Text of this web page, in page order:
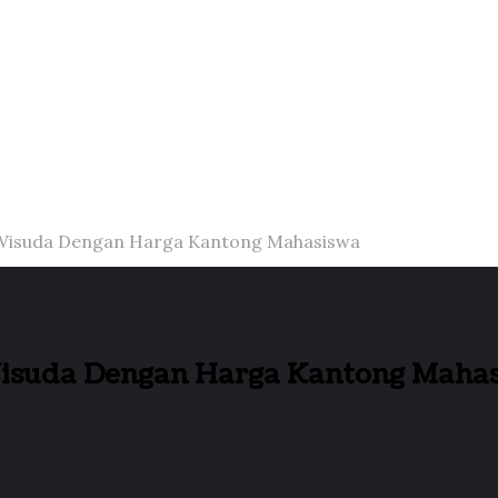
Dengan Harga Kantong Mahasiswa
Dengan Harga Kantong